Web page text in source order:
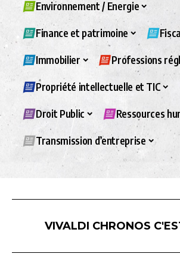
Environnement / Energie
Finance et patrimoine
Immobilier Professions
Propriété intellectuelle et TIC
Droit Public Ressources
Transmission d’entreprise
VIVALDI CHRONOS